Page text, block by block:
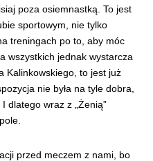
poza osiemnastką. To jest
sportowym, nie tylko
treningach po to, aby móc
wszystkich jednak wystarcza
Kalinkowskiego, to jest już
nie była na tyle dobra,
dlatego wraz z „Żenią”
przed meczem z nami, bo